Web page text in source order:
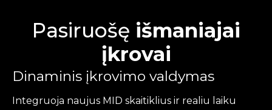
Pasiruošę išmaniajai
įkrovai
Dinaminis įkrovimo valdymas
Integruoja naujus MID skaitiklius ir realiu laiku